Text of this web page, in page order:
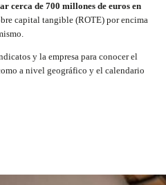
cerca de 700 millones de euros en
capital tangible (ROTE) por encima
y la empresa para conocer el
a nivel geográfico y el calendario